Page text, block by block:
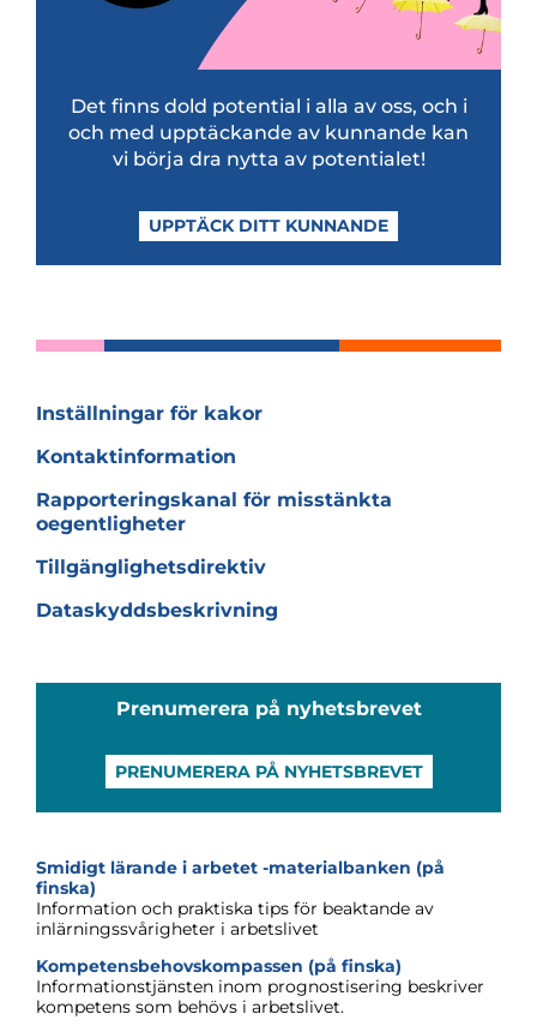
Det finns dold poten­tial i alla av oss, och i
och med upp­täc­kande av kun­nande kan
vi börja dra nytta av poten­ti­a­let!
UPPTÄCK DITT KUNNANDE
Inställningar för kakor
Kontaktinformation
Rapporteringskanal för misstänkta
oegentligheter
Tillgänglighetsdirektiv
Dataskyddsbeskrivning
Prenumerera på nyhetsbrevet
PRENUMERERA PÅ NYHETSBREVET
Smidigt lärande i arbetet -materialbanken (på
finska)
Information och praktiska tips för beaktande av
inlärningssvårigheter i arbetslivet
Kompetensbehovskompassen (på finska)
Informationstjänsten inom prognostisering beskriver
kompetens som behövs i arbetslivet.